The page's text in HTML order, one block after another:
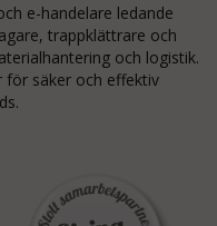
e-handelare ledande
trappklättrare och
och logistik.
för säker och effektiv